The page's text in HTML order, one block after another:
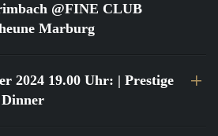
@FINE CLUB
Marburg
2024 19.00 Uhr: | Prestige
Dinner